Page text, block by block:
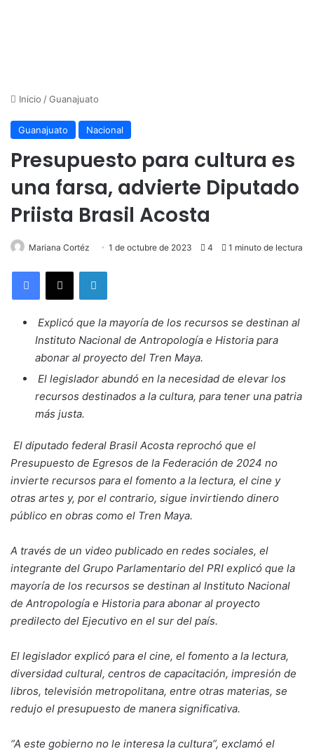
Inicio /Guanajuato
Guanajuato Nacional
Presupuesto para cultura es
una farsa, advierte Diputado
Priista Brasil Acosta
Mariana Cortéz 1 de octubre de 2023 4 1 minuto de lectura
LinkedIn
Explicó que la mayoría de los recursos se destinan al
Instituto Nacional de Antropología e Historia para
abonar al proyecto del Tren Maya.
El legislador abundó en la necesidad de elevar los
recursos destinados a la cultura, para tener una patria
más justa.
El diputado federal Brasil Acosta reprochó que el
Presupuesto de Egresos de la Federación de 2024 no
invierte recursos para el fomento a la lectura, el cine y
otras artes y, por el contrario, sigue invirtiendo dinero
público en obras como el Tren Maya.
A través de un video publicado en redes sociales, el
integrante del Grupo Parlamentario del PRI explicó que la
mayoría de los recursos se destinan al Instituto Nacional
de Antropología e Historia para abonar al proyecto
predilecto del Ejecutivo en el sur del país.
El legislador explicó para el cine, el fomento a la lectura,
diversidad cultural, centros de capacitación, impresión de
libros, televisión metropolitana, entre otras materias, se
redujo el presupuesto de manera significativa.
“A este gobierno no le interesa la cultura”, exclamó el